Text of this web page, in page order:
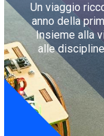
Un viaggio
anno della
Insieme alla
alle